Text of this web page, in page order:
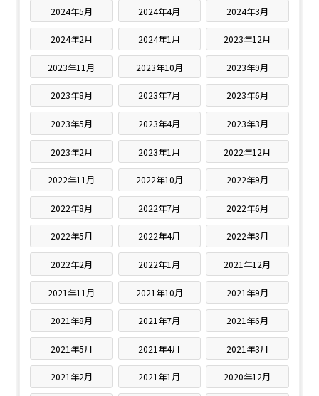
2024年5月 2024年4月 2024年3月
2024年2月 2024年1月 2023年12月
2023年11月 2023年10月 2023年9月
2023年8月 2023年7月 2023年6月
2023年5月 2023年4月 2023年3月
2023年2月 2023年1月 2022年12月
2022年11月 2022年10月 2022年9月
2022年8月 2022年7月 2022年6月
2022年5月 2022年4月 2022年3月
2022年2月 2022年1月 2021年12月
2021年11月 2021年10月 2021年9月
2021年8月 2021年7月 2021年6月
2021年5月 2021年4月 2021年3月
2021年2月 2021年1月 2020年12月